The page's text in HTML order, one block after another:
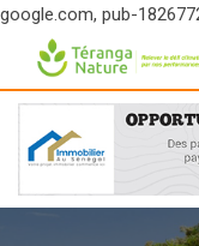
google.com, pub-
content